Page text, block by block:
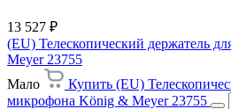
13 527 ₽
(EU) Телескопический держатель
Meyer 23755
Мало
Купить (EU)
микрофона König & Meyer 23755